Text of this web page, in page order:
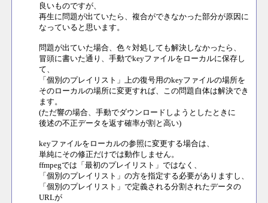
良いものですが、
再生に問題が出ていたら、複合ができなかった部分が原因に
なっていると思います。
問題が出ていた場合、色々対処しても解決しなかったら、
冒頭に書いた通り、手動でkeyファイルをローカルに保存し
て、
「個別のプレイリスト」上の復号用のkeyファイルの場所を
そのローカルの場所に変更すれば、この問題自体は解決でき
ます。
(ただ響の場合、手動でダウンロードしようとしたときに
後述の不正データを返す確率が割と高い)
keyファイルをローカルの参照に変更する場合は、
単純にその修正だけでは動作しません。
ffmpegでは「最初のプレイリスト」ではなく、
「個別のプレイリスト」の方を指定する必要がありますし、
「個別のプレイリスト」で定義される分割されたデータの
URLが